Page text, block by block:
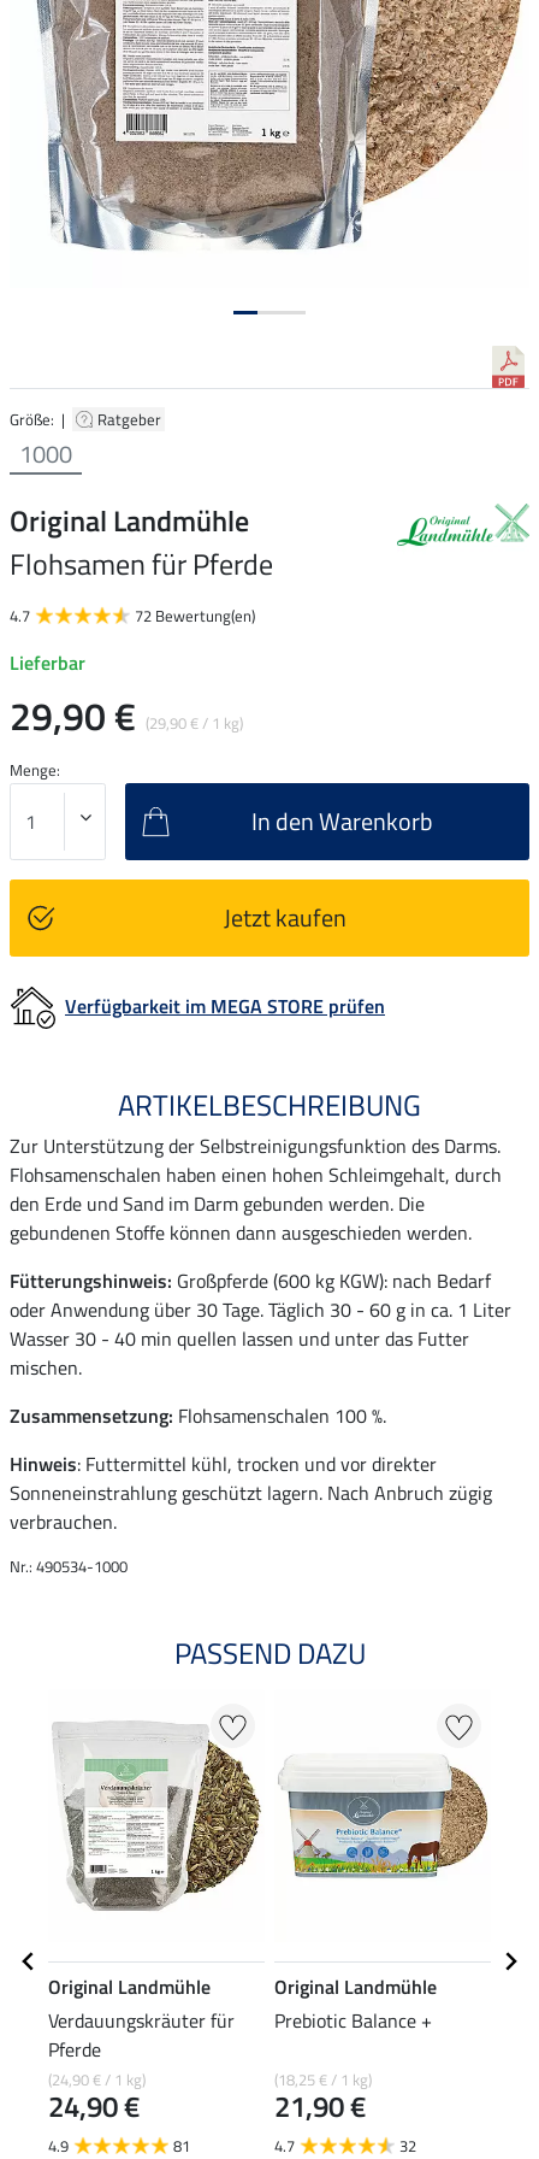
Größe: | Ratgeber
1000
Original Landmühle
Flohsamen für Pferde
4.7 72 Bewertung(en)
Lieferbar
29,90 € (29,90 € / 1 kg)
Menge:
In den Warenkorb
Jetzt kaufen
Verfügbarkeit im MEGA STORE prüfen
ARTIKELBESCHREIBUNG
Zur Unterstützung der Selbstreinigungsfunktion des Darms.
Flohsamenschalen haben einen hohen Schleimgehalt, durch
den Erde und Sand im Darm gebunden werden. Die
gebundenen Stoffe können dann ausgeschieden werden.
Fütterungshinweis: Großpferde (600 kg KGW): nach Bedarf
oder Anwendung über 30 Tage. Täglich 30 - 60 g in ca. 1 Liter
Wasser 30 - 40 min quellen lassen und unter das Futter
mischen.
Zusammensetzung: Flohsamenschalen 100 %.
Hinweis: Futtermittel kühl, trocken und vor direkter
Sonneneinstrahlung geschützt lagern. Nach Anbruch zügig
verbrauchen.
Nr.: 490534-1000
PASSEND DAZU
Original Landmühle
Verdauungskräuter für
Pferde
(24,90 € / 1 kg)
24,90 €
4.9 81
Original Landmühle
Prebiotic Balance +
(18,25 € / 1 kg)
21,90 €
4.7 32